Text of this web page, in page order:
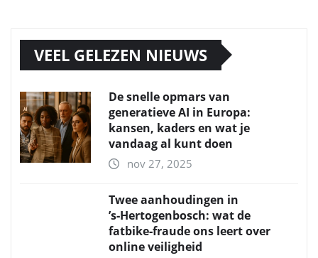
VEEL GELEZEN NIEUWS
De snelle opmars van
generatieve AI in Europa:
kansen, kaders en wat je
vandaag al kunt doen
nov 27, 2025
Twee aanhoudingen in
’s‑Hertogenbosch: wat de
fatbike‑fraude ons leert over
online veiligheid